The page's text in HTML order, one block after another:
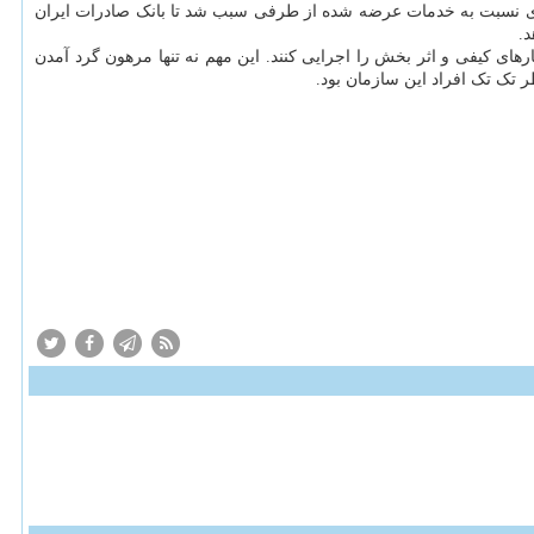
نسبت به خدمات عرضه شده از طرفی سبب شد تا بانک صادرات ایران
کیفی و اثر بخش را اجرایی کنند. این مهم نه تنها مرهون گرد آمدن
تک تک افراد این سازمان بود.